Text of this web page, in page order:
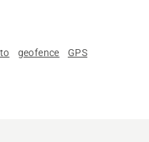
geofence
GPS